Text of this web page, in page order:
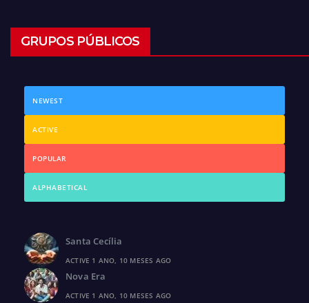
GRUPOS PÚBLICOS
NEWEST
ACTIVE
POPULAR
ALPHABETICAL
Santa Cecília
ACTIVE 1 ANO, 10 MESES AGO
Nova Era
ACTIVE 1 ANO, 10 MESES AGO